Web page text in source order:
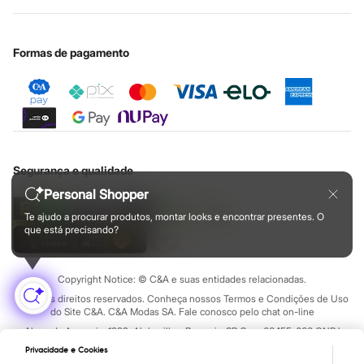
Rasteirinhas
Diversão
Baby Club
Fifteen
Miss Fifteen
Palomino
Cuecas
Meias
Pijamas
Moda praia
Biquínis e Maiôs
Sungas
Personagens
Bluey
Disney
Hello Kitty
Homem Aranha
Minecraft
Personal Shopper
Te ajudo a procurar produtos, montar looks e encontrar presentes. O
que está precisando?
Configuração de cookies
Sobre o cartão presente
Central de ética
Formas de pagamento
Segurança e qualidade
Copyright Notice: © C&A e suas entidades relacionadas.
Todos os direitos reservados. Conheça nossos Termos e Condições de Uso
do Site C&A. C&A Modas SA. Fale conosco pelo chat on-line
Alameda Araguaia, 1222, Alphaville - Barueri - SP Cep: 06455-000 CNPJ
Privacidade e Cookies